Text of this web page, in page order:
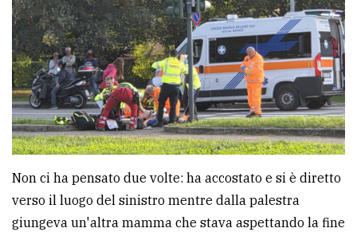
Non ci ha pensato due volte: ha accostato e si è diretto
verso il luogo del sinistro mentre dalla palestra
giungeva un'altra mamma che stava aspettando la fine